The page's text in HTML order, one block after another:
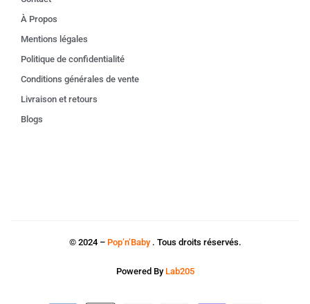
À Propos
Mentions légales
Politique de confidentialité
Conditions générales de vente
Livraison et retours
Blogs
© 2024 – Pop’n’Baby. Tous droits réservés.
Powered By Lab205